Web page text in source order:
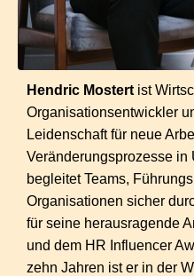
Hendric Mostert ist
Organisationsentwickler
Leidenschaft für neue
Veränderungsprozesse in
begleitet Teams,
Organisationen sicher
für seine herausragende
und dem HR Influencer
zehn Jahren ist er in der